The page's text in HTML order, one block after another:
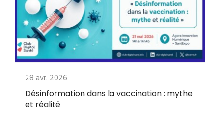
28 avr. 2026
Désinformation dans la vaccination : mythe
et réalité